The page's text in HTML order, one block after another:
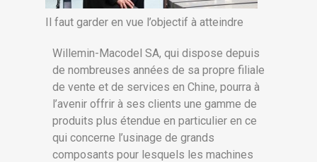
Il faut garder en vue l’objectif à atteindre
Willemin-Macodel SA, qui dispose depuis
de nombreuses années de sa propre filiale
de vente et de services en Chine, pourra à
l’avenir offrir à ses clients une gamme de
produits plus étendue en particulier en ce
qui concerne l’usinage de grands
composants pour lesquels les machines